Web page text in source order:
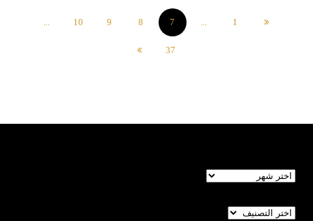
1
...
7
8
9
10
...
37
الأرشيف
تصنيفات